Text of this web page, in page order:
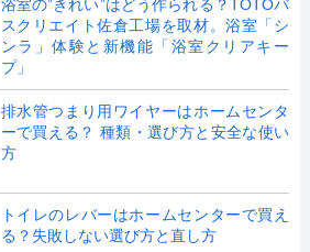
浴室の”きれい”はどう作られる？TOTOバ
スクリエイト佐倉工場を取材。浴室「シ
ンラ」体験と新機能「浴室クリアキー
プ」
排水管つまり用ワイヤーはホームセンタ
ーで買える？ 種類・選び方と安全な使い
方
トイレのレバーはホームセンターで買え
る？失敗しない選び方と直し方